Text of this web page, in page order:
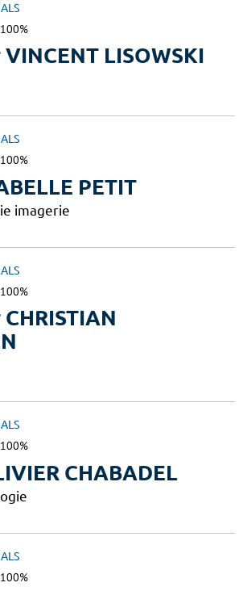
100%
LISOWSKI
100%
PETIT
imagerie
100%
100%
CHABADEL
100%